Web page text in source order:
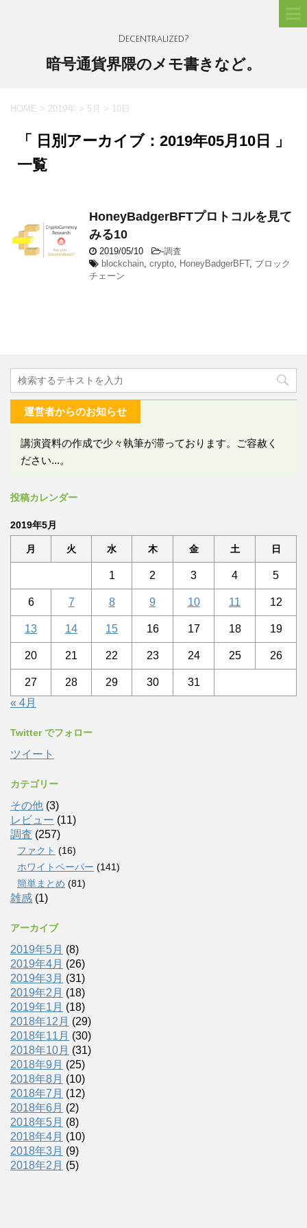
Decentralized?
暗号通貨界隈のメモ書きなど。
HOME > 2019年 > 5月 > 10日
「 日別アーカイブ：2019年05月10日 」
一覧
HoneyBadgerBFTプロトコルを見て
みる10
2019/05/10 -調査
blockchain crypto HoneyBadgerBFT, ブロック
チェーン
運営者からのお知らせ
講演資料の作成で少々執筆が滞っております。ご容赦く
ださい...。
投稿カレンダー
2019年5月
月 火 水 木 金 土 日
1 2 3 4 5
6 7 8 9 10 11 12
13 14 15 16 17 18 19
20 21 22 23 24 25 26
27 28 29 30
31
« 4月
Twitter でフォロー
ツイート
カテゴリー
その他 (3)
レビュー (11)
調査 (257)
ファクト (16)
ホワイトペーパー (141)
簡単まとめ (81)
雑感 (1)
アーカイブ
2019年5月 (8)
2019年4月 (26)
2019年3月 (31)
2019年2月 (18)
2019年1月 (18)
2018年12月 (29)
2018年11月 (30)
2018年10月 (31)
2018年9月 (25)
2018年8月 (10)
2018年7月 (12)
2018年6月 (2)
2018年5月 (8)
2018年4月 (10)
2018年3月 (9)
2018年2月 (5)